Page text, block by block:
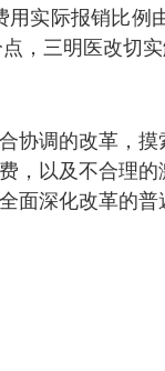
实际报销比例
，三明医改切实
调的改革，摸
，以及不合理
面深化改革的普